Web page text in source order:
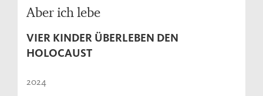
Aber ich lebe
VIER KINDER ÜBERLEBEN DEN
HOLOCAUST
2024